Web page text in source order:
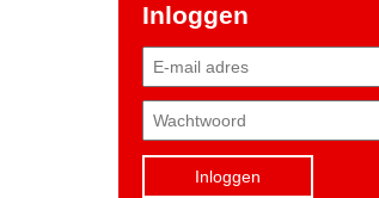
Inloggen
Inloggen